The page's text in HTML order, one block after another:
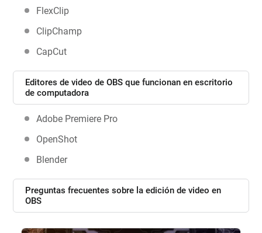
FlexClip
ClipChamp
CapCut
Editores de video de OBS que funcionan en escritorio
de computadora
Adobe Premiere Pro
OpenShot
Blender
Preguntas frecuentes sobre la edición de video en
OBS